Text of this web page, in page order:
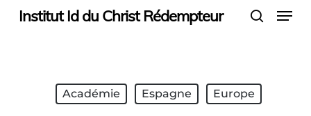
SkipInstitut Id du Christ Rédempteur Menu
Académie Espagne Europe